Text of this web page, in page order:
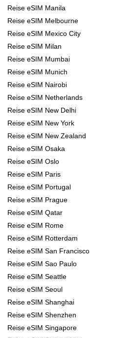
Reise eSIM Manila
Reise eSIM Melbourne
Reise eSIM Mexico City
Reise eSIM Milan
Reise eSIM Mumbai
Reise eSIM Munich
Reise eSIM Nairobi
Reise eSIM Netherlands
Reise eSIM New Delhi
Reise eSIM New York
Reise eSIM New Zealand
Reise eSIM Osaka
Reise eSIM Oslo
Reise eSIM Paris
Reise eSIM Portugal
Reise eSIM Prague
Reise eSIM Qatar
Reise eSIM Rome
Reise eSIM Rotterdam
Reise eSIM San Francisco
Reise eSIM Sao Paulo
Reise eSIM Seattle
Reise eSIM Seoul
Reise eSIM Shanghai
Reise eSIM Shenzhen
Reise eSIM Singapore